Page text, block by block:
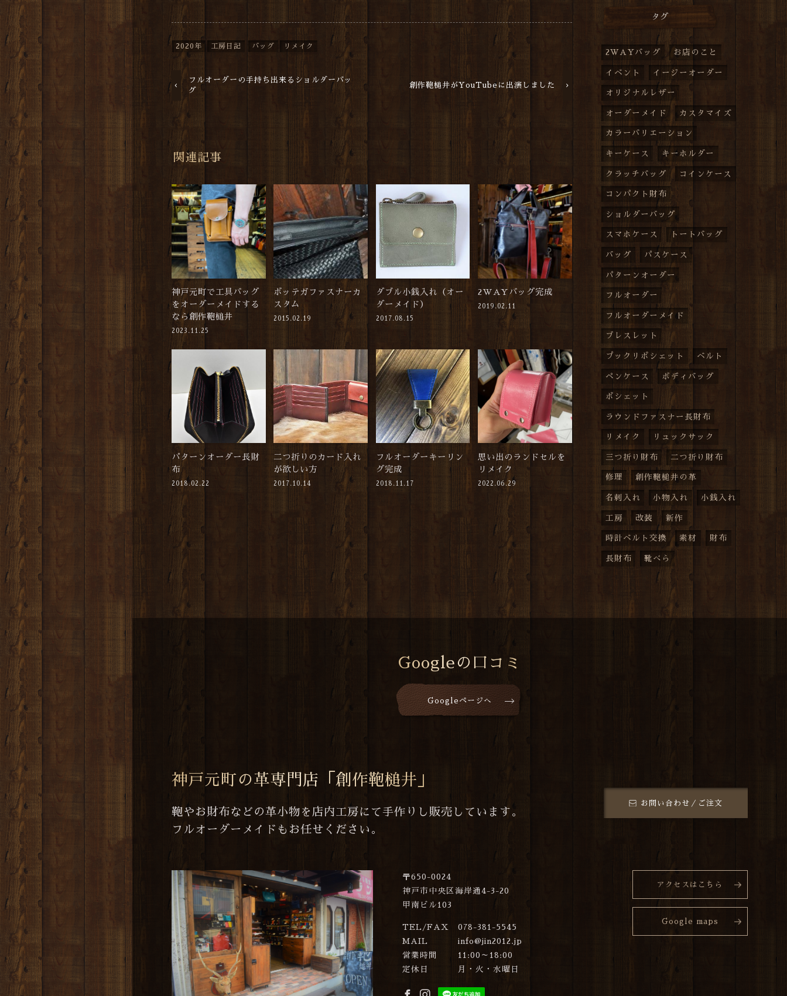
2020年 工房日記 バッグ リメイク
フルオーダーの手持ち出来るショルダーバッ
グ
創作鞄槌井がYouTubeに出演しました
関連記事
神戸元町で工具バッグ
をオーダーメイドする
なら創作鞄槌井
2023.11.25
ボッテガファスナーカ
スタム
2015.02.19
ダブル小銭入れ（オー
ダーメイド）
2017.08.15
2WAYバッグ完成
2019.02.11
パターンオーダー長財
布
2018.02.22
二つ折りのカード入れ
が欲しい方
2017.10.14
フルオーダーキーリン
グ完成
2018.11.17
思い出のランドセルを
リメイク
2022.06.29
タグ
2WAYバッグ お店のこと
イベント イージーオーダー
オリジナルレザー
オーダーメイド カスタマイズ
カラーバリエーション
キーケース キーホルダー
クラッチバッグ コインケース
コンパクト財布
ショルダーバッグ
スマホケース トートバッグ
バッグ パスケース
パターンオーダー
フルオーダー
フルオーダーメイド
ブレスレット
プックリポシェット ベルト
ペンケース ボディバッグ
ポシェット
ラウンドファスナー長財布
リメイク リュックサック
三つ折り財布 二つ折り財布
修理 創作鞄槌井の革
名刺入れ 小物入れ 小銭入れ
工房 改装 新作
時計ベルト交換 素材 財布
長財布 靴べら
Googleの口コミ
Googleページへ
神戸元町の革専門店「創作鞄槌井」
鞄やお財布などの革小物を店内工房にて手作りし販売しています。
フルオーダーメイドもお任せください。
お問い合わせ／ご注文
〒650-0024
神戸市中央区海岸通4-3-20
甲南ビル103
TEL/FAX
078-381-5545
MAIL
info@jin2012.jp
営業時間
11:00～18:00
定休日
月・火・水曜日
アクセスはこちら
Google maps